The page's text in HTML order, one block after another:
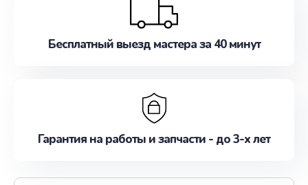
Бесплатный выезд мастера за 40 минут
Гарантия на работы и запчасти - до 3-х лет